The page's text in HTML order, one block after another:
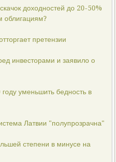
доходностей до 20-50%
облигациям?
претензии
инвесторами и заявило о
уменьшить бедность в
Латвии "полупрозрачна"
степени в минусе на